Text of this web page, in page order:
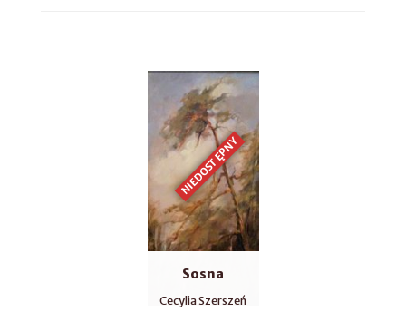
Sosna
Cecylia Szerszeń
NIEDOSTĘPNY